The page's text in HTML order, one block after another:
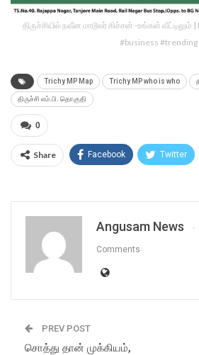
திருச்சியில் நவீன மாடூலர் கிச்சன் -உங்கள்
#business #trending
Trichy MP Map Trichy MP who is who
திருச்சி எம்.பி. தொகுதி
0
Share Facebook Twitter
Angusam News
Comments
PREV POST
சொத்து தான் முக்கியம்,